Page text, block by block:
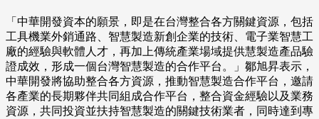
「中華開發資本的願景，即是在台灣整合各方關鍵資源，包括
工具機業外銷通路、智慧製造新創企業的技術、電子業智慧工
廠的經驗與軟體人才，再加上傳統產業場域提供慧製造產品驗
證成效，形成一個台灣智慧製造的合作平台。」鄒旭昇表示，
中華開發將協助整合各方資源，推動智慧製造合作平台，邀請
各產業的長期夥伴共同組成合作平台，整合資金經驗以及業務
資源，共同投資並扶持智慧製造的關鍵技術業者，同時達到專